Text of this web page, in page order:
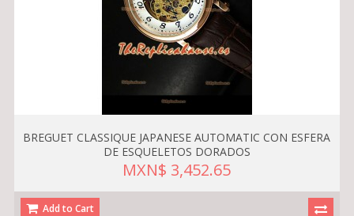
BREGUET CLASSIQUE JAPANESE AUTOMATIC CON ESFERA
DE ESQUELETOS DORADOS
MXN$ 3,452.65
Add to Cart